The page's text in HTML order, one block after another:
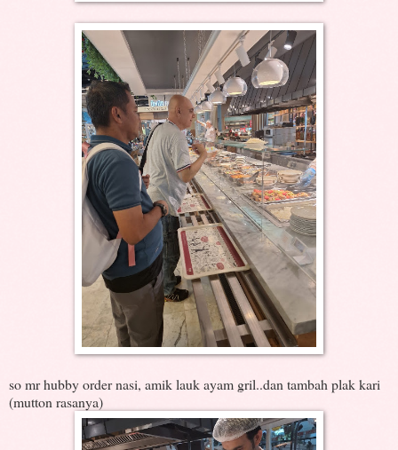
so mr hubby order nasi, amik lauk ayam gril..dan tambah plak kari
(mutton rasanya)